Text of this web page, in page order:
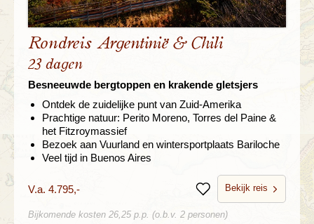
Rondreis Argentinië & Chili
23 dagen
Besneeuwde bergtoppen en krakende gletsjers
Ontdek de zuidelijke punt van Zuid-Amerika
Prachtige natuur: Perito Moreno, Torres del Paine &
het Fitzroymassief
Bezoek aan Vuurland en wintersportplaats Bariloche
Veel tijd in Buenos Aires
V.a. 4.795,- BewarenBekijk reis
Bijkomende kosten 26,25 p.p. (o.b.v. 2 personen)